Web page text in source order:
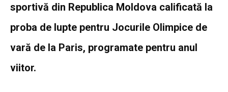
sportivă din Republica Moldova calificată la
proba de lupte pentru Jocurile Olimpice de
vară de la Paris, programate pentru anul
viitor.